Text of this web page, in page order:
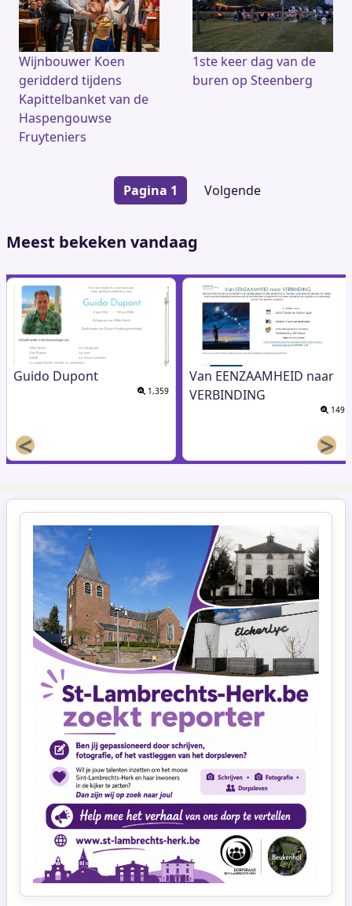
Wijnbouwer Koen
geridderd tijdens
Kapittelbanket van de
Haspengouwse
Fruyteniers
1ste keer dag van de
buren op Steenberg
Pagina 1
Volgende
Volgende
Meest bekeken vandaag
Guido Dupont
1,359
Van EENZAAMHEID naar
VERBINDING
149
< >